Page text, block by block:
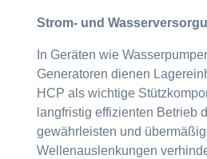
Strom- und
In Geräten wie
Generatoren dienen
HCP als wichtige
langfristig effizienten Betrieb
gewährleisten und
Wellenauslenkungen